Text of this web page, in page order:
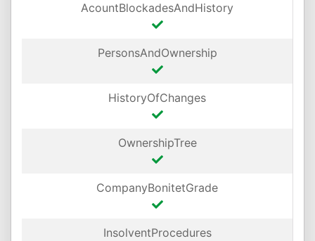
AcountBlockadesAndHistory
PersonsAndOwnership
HistoryOfChanges
OwnershipTree
CompanyBonitetGrade
InsolventProcedures